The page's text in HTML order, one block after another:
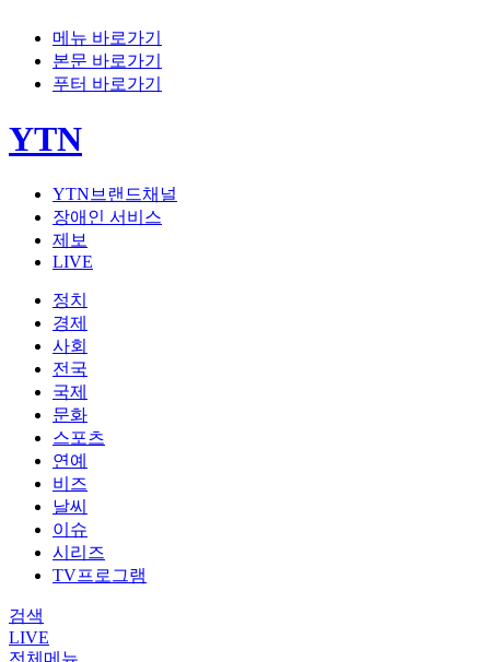
메뉴 바로가기
본문 바로가기
푸터 바로가기
YTN
YTN브랜드채널
장애인 서비스
제보
LIVE
정치
경제
사회
전국
국제
문화
스포츠
연예
비즈
날씨
이슈
시리즈
TV프로그램
검색
LIVE
전체메뉴